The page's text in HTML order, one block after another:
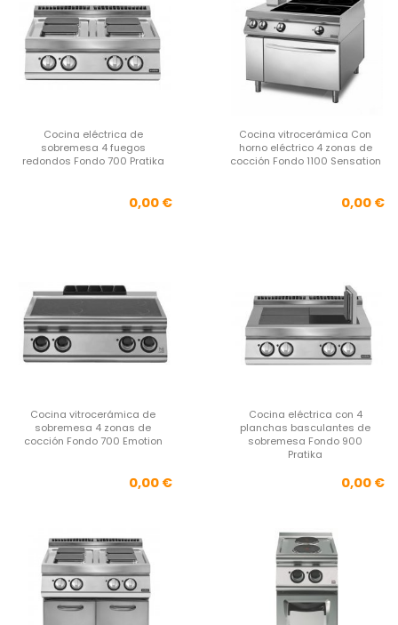
Cocina eléctrica de
sobremesa 4 fuegos
redondos Fondo 700 Pratika
Precio
0,00 €
Cocina vitrocerámica Con
horno eléctrico 4 zonas de
cocción Fondo 1100 Sensation
0,00 €
Cocina vitrocerámica de
sobremesa 4 zonas de
cocción Fondo 700 Emotion
Precio
0,00 €
Cocina eléctrica con 4
planchas basculantes de
sobremesa Fondo 900
Pratika
0,00 €